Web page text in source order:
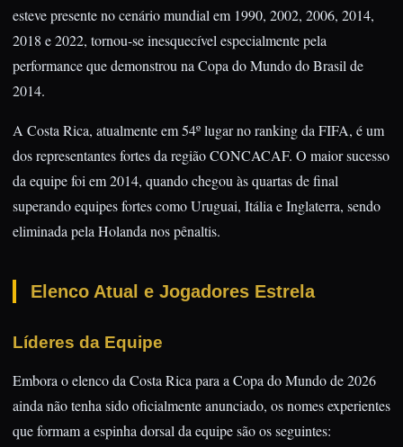
esteve presente no cenário mundial em 1990, 2002, 2006, 2014,
2018 e 2022, tornou-se inesquecível especialmente pela
performance que demonstrou na Copa do Mundo do Brasil de
2014.
A Costa Rica, atualmente em 54º lugar no ranking da FIFA, é um
dos representantes fortes da região CONCACAF. O maior sucesso
da equipe foi em 2014, quando chegou às quartas de final
superando equipes fortes como Uruguai, Itália e Inglaterra, sendo
eliminada pela Holanda nos pênaltis.
Elenco Atual e Jogadores Estrela
Líderes da Equipe
Embora o elenco da Costa Rica para a Copa do Mundo de 2026
ainda não tenha sido oficialmente anunciado, os nomes experientes
que formam a espinha dorsal da equipe são os seguintes: